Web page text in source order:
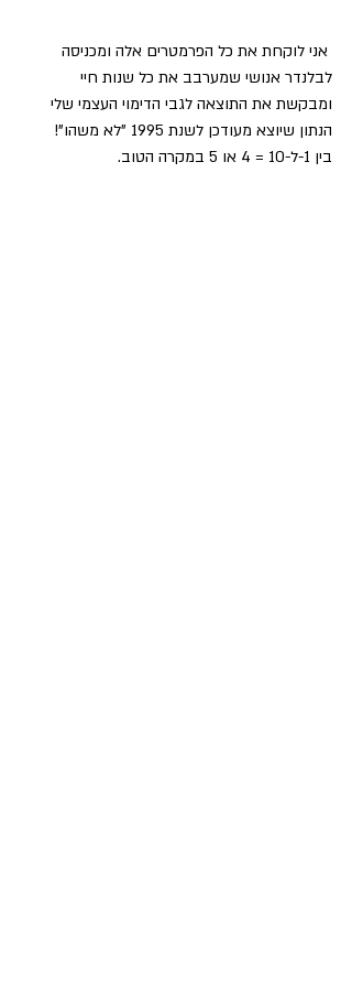
אני לוקחת את כל הפרמטרים אלה ומכניסה
לבלנדר אנושי שמערבב את כל שנות חיי
ומבקשת את התוצאה לגבי הדימוי העצמי שלי
הנתון שיוצא מעודכן לשנת 1995 "לא משהו"!
בין 1-ל-10 = 4 או 5 במקרה הטוב.